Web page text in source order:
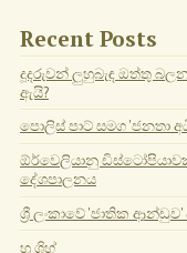
Recent Posts
දූදරුවන් ලුහුබැඳ ඔත්තු බලන
ඇයි?
පොලිස් පාට් සමග 'ජනතා
ඕර්වෙලියානු
දේශපාලනය
ශ්‍රී ලංකාවේ 'ජාතික
හූ ශිහ්